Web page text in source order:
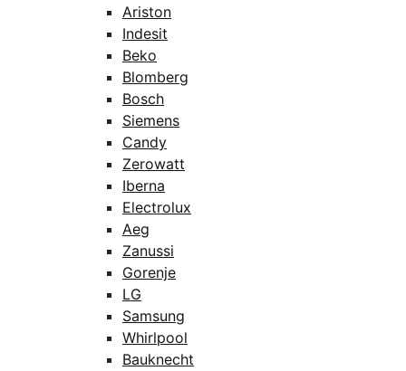
Ariston
Indesit
Beko
Blomberg
Bosch
Siemens
Candy
Zerowatt
Iberna
Electrolux
Aeg
Zanussi
Gorenje
LG
Samsung
Whirlpool
Bauknecht